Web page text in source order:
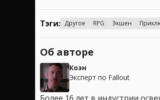
Тэги: Другое RPG Экшен
Об авторе
Коэн
Эксперт по Fallout